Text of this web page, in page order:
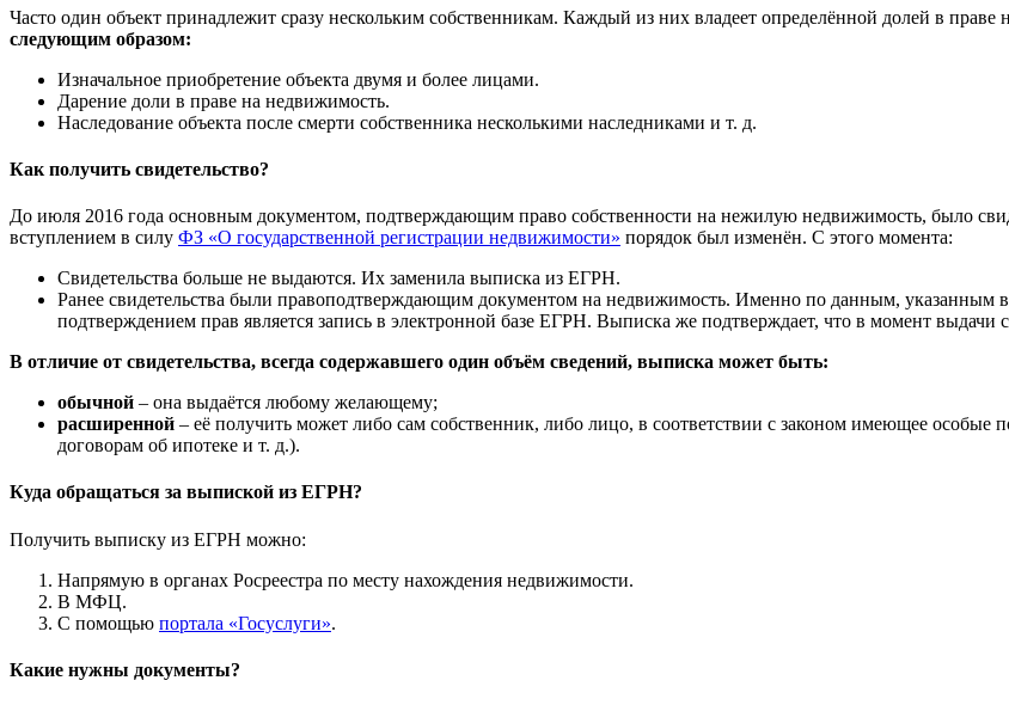
Часто один объект принадлежит сразу нескольким собственникам. Каждый из них владеет определённой долей в
следующим образом:
Изначальное приобретение объекта двумя и более лицами.
Дарение доли в праве на недвижимость.
Наследование объекта после смерти собственника несколькими наследниками и т. д.
Как получить свидетельство?
До июля 2016 года основным документом, подтверждающим право собственности на нежилую недвижимость, было
вступлением в силу ФЗ «О государственной регистрации недвижимости» порядок был изменён. С этого момента:
Свидетельства больше не выдаются. Их заменила выписка из ЕГРН.
Ранее свидетельства были правоподтверждающим документом на недвижимость. Именно по данным, указанным
подтверждением прав является запись в электронной базе ЕГРН. Выписка же подтверждает, что в момент выдачи
В отличие от свидетельства, всегда содержавшего один объём сведений, выписка может быть:
обычной – она выдаётся любому желающему;
расширенной – её получить может либо сам собственник, либо лицо, в соответствии с законом имеющее
договорам об ипотеке и т. д.).
Куда обращаться за выпиской из ЕГРН?
Получить выписку из ЕГРН можно:
Напрямую в органах Росреестра по месту нахождения недвижимости.
В МФЦ.
С помощью портала «Госуслуги».
Какие нужны документы?